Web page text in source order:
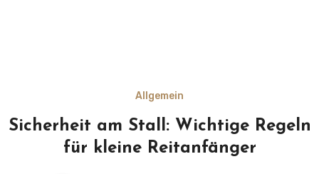
Allgemein
Sicherheit am Stall: Wichtige Regeln
für kleine Reitanfänger